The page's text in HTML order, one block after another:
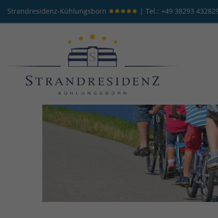
Strandresidenz-Kühlungsborn ✸✸✸✸✸ | Tel.: +49 38293